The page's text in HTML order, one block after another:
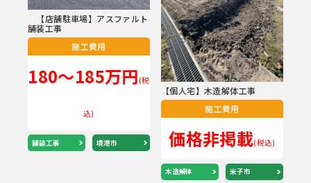
【店舗駐車場】アスファルト
舗装工事
施工費用
180～185万円(税
込)
舗装工事 境港市
【個人宅】木造解体工事
施工費用
価格非掲載(税込)
木造解体 米子市